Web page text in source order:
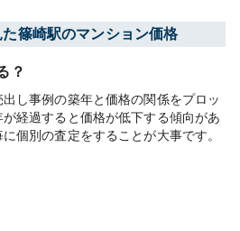
篠崎駅のマンション価格
？
し事例の築年と価格の関係をプロッ
経過すると価格が低下する傾向があ
個別の査定をすることが大事です。